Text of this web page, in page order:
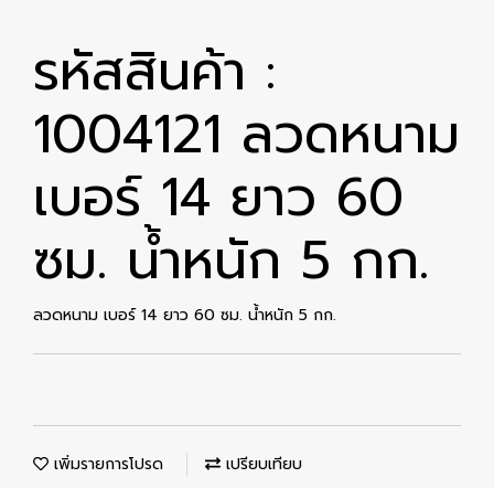
รหัสสินค้า :
1004121 ลวดหนาม
เบอร์ 14 ยาว 60
ซม. น้ำหนัก 5 กก.
ลวดหนาม เบอร์ 14 ยาว 60 ซม. น้ำหนัก 5 กก.
เพิ่มรายการโปรด เปรียบเทียบ